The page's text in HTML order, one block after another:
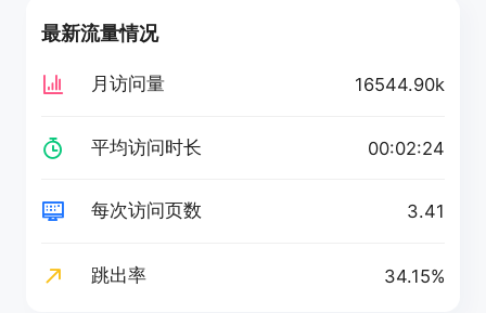
最新流量情况
月访问量 16544.90k
平均访问时长 00:02:24
每次访问页数 3.41
跳出率 34.15%